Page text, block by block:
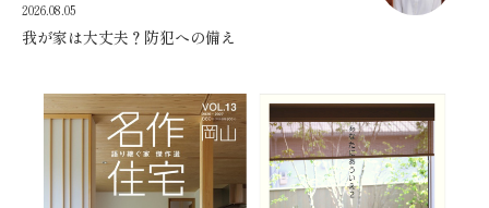
2026.08.05
我が家は大丈夫？防犯への備え